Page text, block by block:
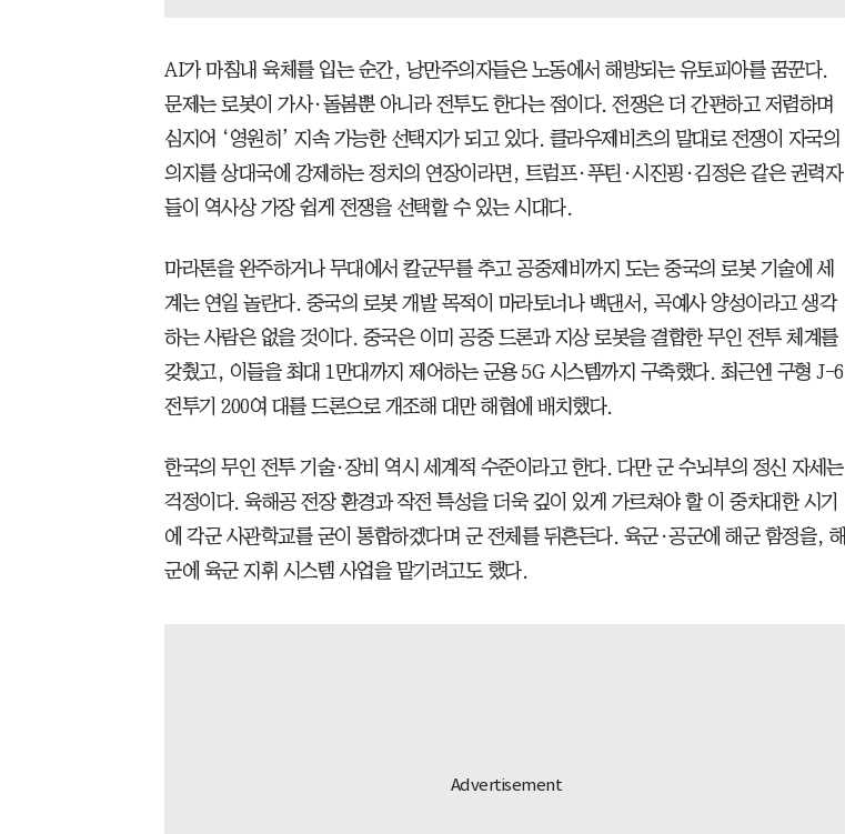
AI가 마침내 육체를 입는 순간, 낭만주의자들은 노동에서 해방되는 유토피아를 꿈꾼다.
문제는 로봇이 가사·돌봄뿐 아니라 전투도 한다는 점이다. 전쟁은 더 간편하고 저렴하며
심지어 ‘영원히’ 지속 가능한 선택지가 되고 있다. 클라우제비츠의 말대로 전쟁이 자국의
의지를 상대국에 강제하는 정치의 연장이라면, 트럼프·푸틴·시진핑·김정은 같은 권력자
들이 역사상 가장 쉽게 전쟁을 선택할 수 있는 시대다.
마라톤을 완주하거나 무대에서 칼군무를 추고 공중제비까지 도는 중국의 로봇 기술에 세
계는 연일 놀란다. 중국의 로봇 개발 목적이 마라토너나 백댄서, 곡예사 양성이라고 생각
하는 사람은 없을 것이다. 중국은 이미 공중 드론과 지상 로봇을 결합한 무인 전투 체계를
갖췄고, 이들을 최대 1만대까지 제어하는 군용 5G 시스템까지 구축했다. 최근엔 구형 J-6
전투기 200여 대를 드론으로 개조해 대만 해협에 배치했다.
한국의 무인 전투 기술·장비 역시 세계적 수준이라고 한다. 다만 군 수뇌부의 정신 자세는
걱정이다. 육해공 전장 환경과 작전 특성을 더욱 깊이 있게 가르쳐야 할 이 중차대한 시기
에 각군 사관학교를 굳이 통합하겠다며 군 전체를 뒤흔든다. 육군·공군에 해군 함정을, 해
군에 육군 지휘 시스템 사업을 맡기려고도 했다.